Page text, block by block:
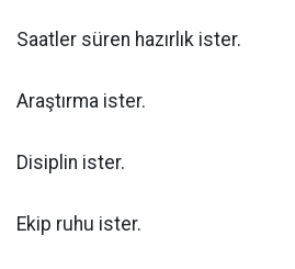
Saatler süren hazırlık ister.
Araştırma ister.
Disiplin ister.
Ekip ruhu ister.